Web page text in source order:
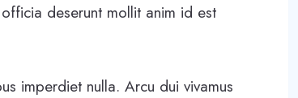
deserunt mollit anim id est
imperdiet nulla. Arcu dui vivamus